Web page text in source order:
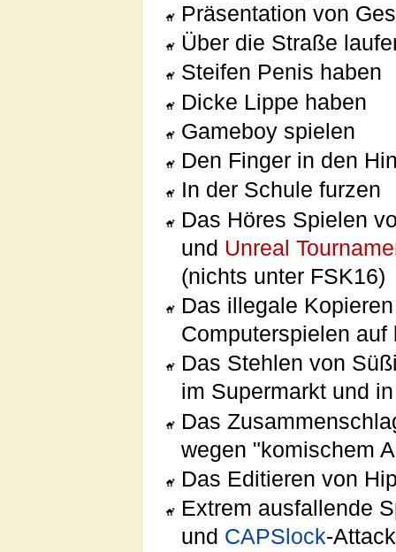
Präsentation von
Über die Straße
Steifen Penis haben
Dicke Lippe haben
Gameboy spielen
Den Finger in den
In der Schule furzen
Das Höres Spielen
und Unreal
(nichts unter FSK16)
Das illegale
Computerspielen
Das Stehlen von
im Supermarkt und
Das
wegen "komischem
Das Editieren von
Extrem ausfallende
und CAPSlock-